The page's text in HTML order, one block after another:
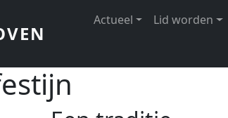
Hoofdnavigatie
Actueel Lid worden